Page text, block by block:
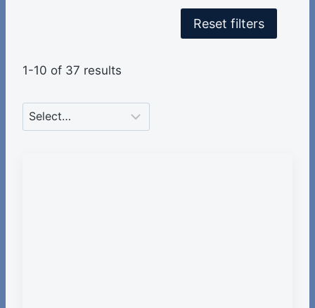
Reset filters
1-10 of 37 results